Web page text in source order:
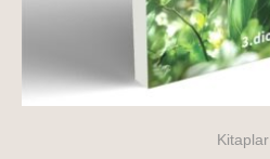
Kitaplar